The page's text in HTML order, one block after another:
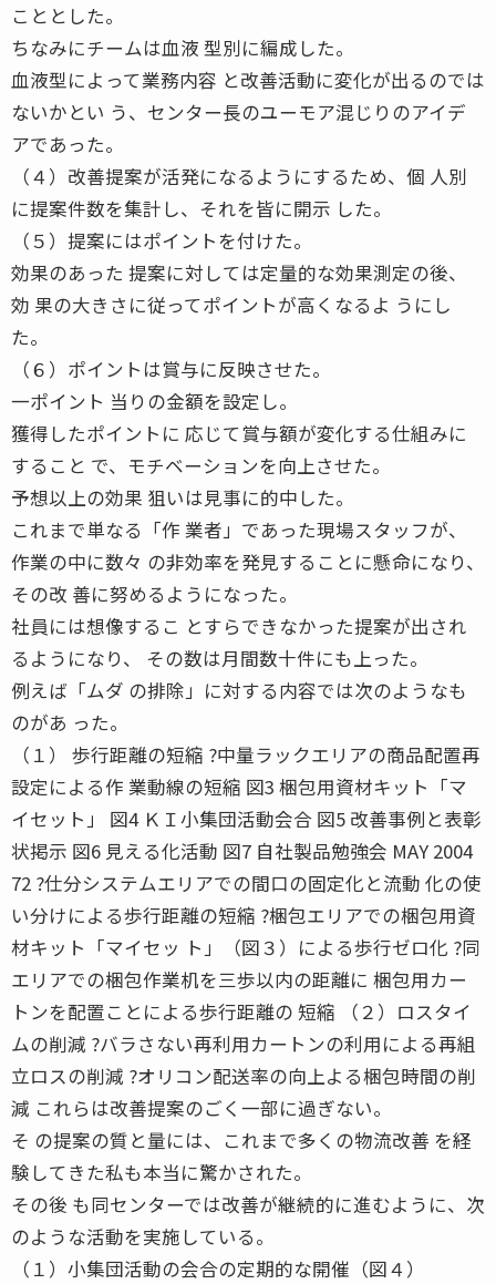
こととした。
ちなみにチームは血液 型別に編成した。
血液型によって業務内容 と改善活動に変化が出るのでは
ないかとい う、センター長のユーモア混じりのアイデ
アであった。
（４）改善提案が活発になるようにするため、個 人別
に提案件数を集計し、それを皆に開示 した。
（５）提案にはポイントを付けた。
効果のあった 提案に対しては定量的な効果測定の後、
効 果の大きさに従ってポイントが高くなるよ うにし
た。
（６）ポイントは賞与に反映させた。
一ポイント 当りの金額を設定し。
獲得したポイントに 応じて賞与額が変化する仕組みに
すること で、モチベーションを向上させた。
予想以上の効果 狙いは見事に的中した。
これまで単なる「作 業者」であった現場スタッフが、
作業の中に数々 の非効率を発見することに懸命になり、
その改 善に努めるようになった。
社員には想像するこ とすらできなかった提案が出され
るようになり、 その数は月間数十件にも上った。
例えば「ムダ の排除」に対する内容では次のようなも
のがあ った。
（１） 歩行距離の短縮 ?中量ラックエリアの商品配置再
設定による作 業動線の短縮 図3 梱包用資材キット「マ
イセット」 図4 ＫＩ小集団活動会合 図5 改善事例と表彰
状掲示 図6 見える化活動 図7 自社製品勉強会 MAY 2004
72 ?仕分システムエリアでの間口の固定化と流動 化の使
い分けによる歩行距離の短縮 ?梱包エリアでの梱包用資
材キット「マイセッ ト」（図３）による歩行ゼロ化 ?同
エリアでの梱包作業机を三歩以内の距離に 梱包用カー
トンを配置ことによる歩行距離の 短縮 （２）ロスタイ
ムの削減 ?バラさない再利用カートンの利用による再組
立ロスの削減 ?オリコン配送率の向上よる梱包時間の削
減 これらは改善提案のごく一部に過ぎない。
そ の提案の質と量には、これまで多くの物流改善 を経
験してきた私も本当に驚かされた。
その後 も同センターでは改善が継続的に進むように、次
のような活動を実施している。
（１）小集団活動の会合の定期的な開催（図４）